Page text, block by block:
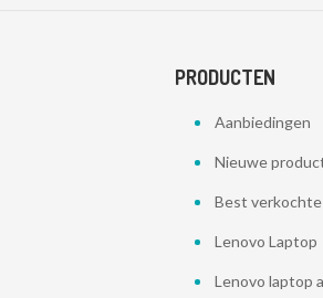
PRODUCTEN
Aanbiedingen
Nieuwe
Best
Lenovo Laptop
Lenovo laptop